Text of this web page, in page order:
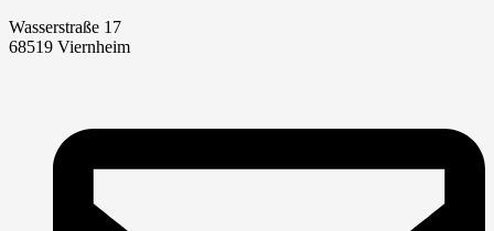
Wasserstraße 17
68519 Viernheim